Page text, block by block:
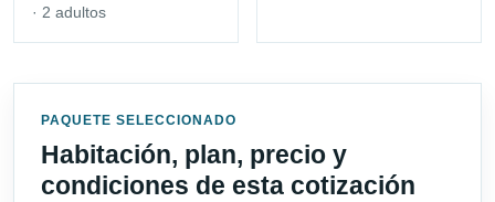
· 2 adultos
PAQUETE SELECCIONADO
Habitación, plan, precio y
condiciones de esta cotización